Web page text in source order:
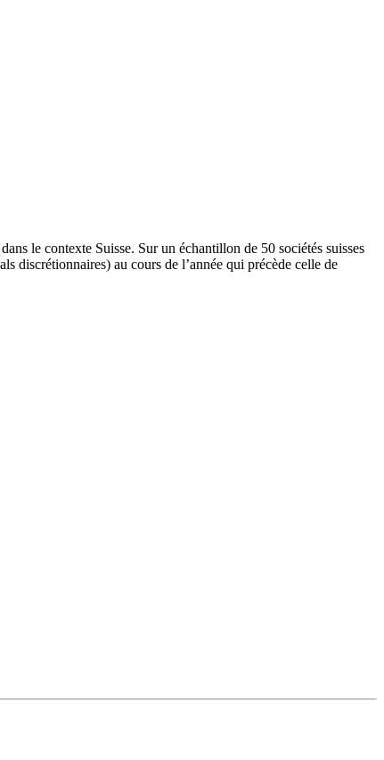
le contexte Suisse. Sur un échantillon de 50 sociétés suisses
discrétionnaires) au cours de l’année qui précède celle de